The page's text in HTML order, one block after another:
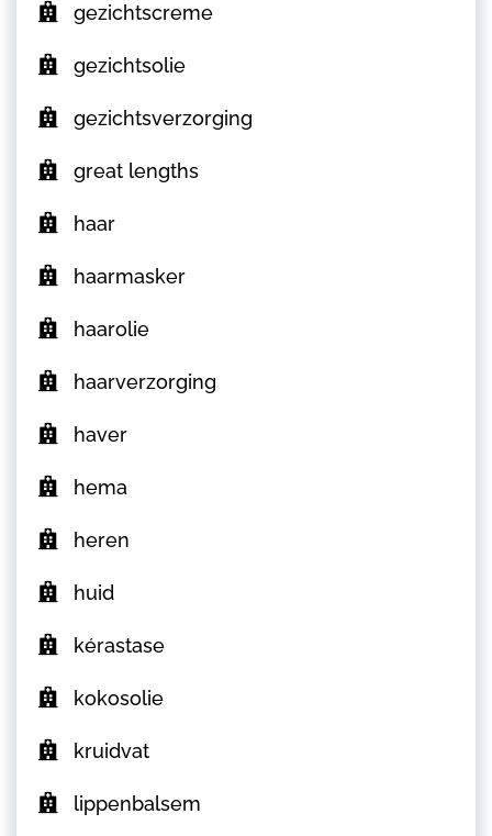
gezichtscreme
gezichtsolie
gezichtsverzorging
great lengths
haar
haarmasker
haarolie
haarverzorging
haver
hema
heren
huid
kérastase
kokosolie
kruidvat
lippenbalsem